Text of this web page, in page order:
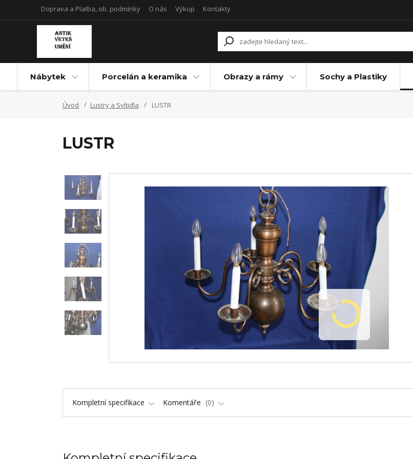
Doprava a Platba, ob. podmínky O nás Výkup Kontakty
Nábytek Porcelán a keramika Obrazy a rámy Sochy a Plastiky
Úvod Lustry a Svítidla LUSTR
LUSTR
Kompletní specifikace Komentáře 0